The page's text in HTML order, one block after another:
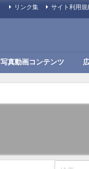
リンク集 サイト利用規
写真動画コンテンツ